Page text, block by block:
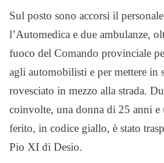
Sul posto sono accorsi il
l’Automedica e due ambulanze,
fuoco del Comando provinciale
agli automobilisti e per mettere in
rovesciato in mezzo alla strada.
coinvolte, una donna di 25 anni
ferito, in codice giallo, è stato
Pio XI di Desio.